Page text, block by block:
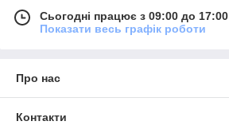
Сьогодні працює з 09:00 до 17:00
Показати весь графік роботи
Про нас
Контакти